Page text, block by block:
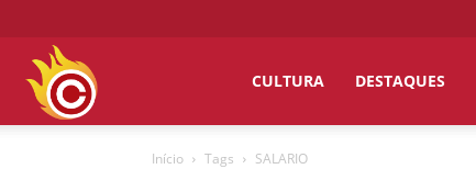
CULTURA DESTAQUES
Início Tags SALARIO